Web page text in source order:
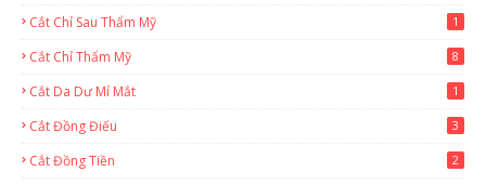
Cắt Chỉ Sau Thẩm Mỹ 1
Cắt Chỉ Thẩm Mỹ 8
Cắt Da Dư Mí Mắt 1
Cắt Đồng Điếu 3
Cắt Đồng Tiền 2